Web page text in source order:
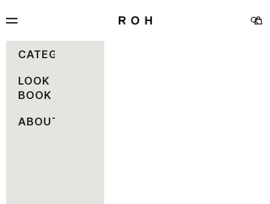
メニュー
検索
カー
CATEGORY
LOOK
BOOK
ABOUT